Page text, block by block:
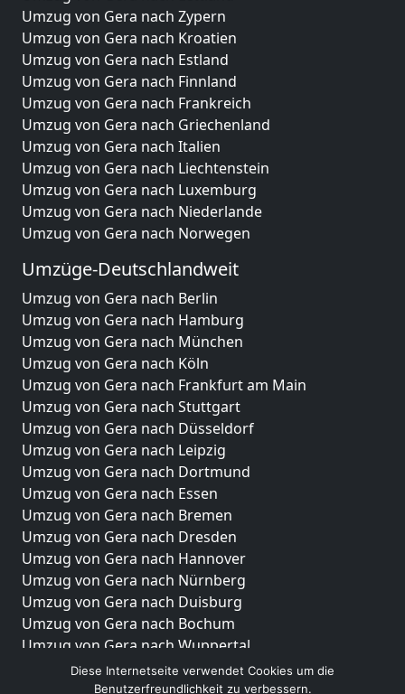
Umzug von Gera nach Zypern
Umzug von Gera nach Kroatien
Umzug von Gera nach Estland
Umzug von Gera nach Finnland
Umzug von Gera nach Frankreich
Umzug von Gera nach Griechenland
Umzug von Gera nach Italien
Umzug von Gera nach Liechtenstein
Umzug von Gera nach Luxemburg
Umzug von Gera nach Niederlande
Umzug von Gera nach Norwegen
Umzüge-Deutschlandweit
Umzug von Gera nach Berlin
Umzug von Gera nach Hamburg
Umzug von Gera nach München
Umzug von Gera nach Köln
Umzug von Gera nach Frankfurt am Main
Umzug von Gera nach Stuttgart
Umzug von Gera nach Düsseldorf
Umzug von Gera nach Leipzig
Umzug von Gera nach Dortmund
Umzug von Gera nach Essen
Umzug von Gera nach Bremen
Umzug von Gera nach Dresden
Umzug von Gera nach Hannover
Umzug von Gera nach Nürnberg
Umzug von Gera nach Duisburg
Umzug von Gera nach Bochum
Umzug von Gera nach Wuppertal
Umzug von Gera nach Bielefeld
Umzug von Gera nach Bonn
Diese Internetseite verwendet Cookies um die
Benutzerfreundlichkeit zu verbessern.